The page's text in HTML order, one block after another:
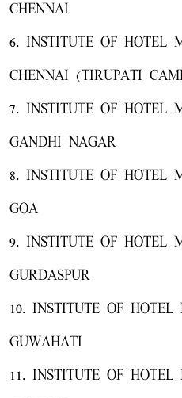
CHENNAI
6. INSTITUTE OF HOTEL
CHENNAI (TIRUPATI
7. INSTITUTE OF HOTEL
GANDHI NAGAR
8. INSTITUTE OF HOTEL
GOA
9. INSTITUTE OF HOTEL
GURDASPUR
10. INSTITUTE OF HOTEL
GUWAHATI
11. INSTITUTE OF HOTEL